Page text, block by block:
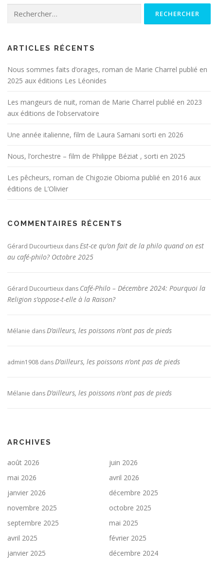
ARTICLES RÉCENTS
Nous sommes faits d’orages, roman de Marie Charrel publié en
2025 aux éditions Les Léonides
Les mangeurs de nuit, roman de Marie Charrel publié en 2023
aux éditions de l’observatoire
Une année italienne, film de Laura Samani sorti en 2026
Nous, l’orchestre – film de Philippe Béziat , sorti en 2025
Les pêcheurs, roman de Chigozie Obioma publié en 2016 aux
éditions de L’Olivier
COMMENTAIRES RÉCENTS
Gérard Ducourtieux dansEst-ce qu’on fait de la philo quand on est
au café-philo? Octobre 2025
Gérard Ducourtieux dans Café-Philo – Décembre 2024: Pourquoi la
Religion s’oppose-t-elle à la Raison?
Mélanie dansD’ailleurs, les poissons n’ont pas de pieds
admin1908 dansD’ailleurs, les poissons n’ont pas de pieds
Mélanie dansD’ailleurs, les poissons n’ont pas de pieds
ARCHIVES
août 2026
juin 2026
mai 2026
avril 2026
janvier 2026
décembre 2025
novembre 2025
octobre 2025
septembre 2025
mai 2025
avril 2025
février 2025
janvier 2025
décembre 2024